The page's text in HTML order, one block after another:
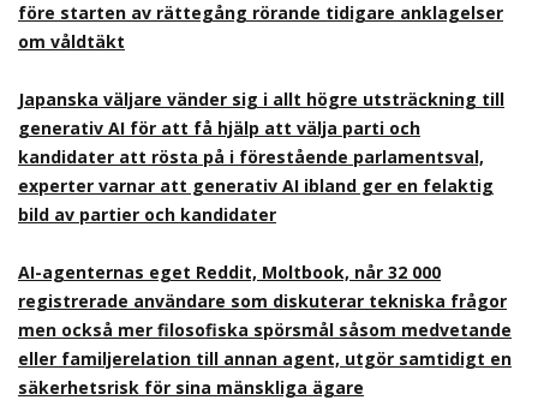
före starten av rättegång rörande tidigare anklagelser
om våldtäkt
Japanska väljare vänder sig i allt högre utsträckning till
generativ AI för att få hjälp att välja parti och
kandidater att rösta på i förestående parlamentsval,
experter varnar att generativ AI ibland ger en felaktig
bild av partier och kandidater
AI-agenternas eget Reddit, Moltbook, når 32 000
registrerade användare som diskuterar tekniska frågor
men också mer filosofiska spörsmål såsom medvetande
eller familjerelation till annan agent, utgör samtidigt en
säkerhetsrisk för sina mänskliga ägare